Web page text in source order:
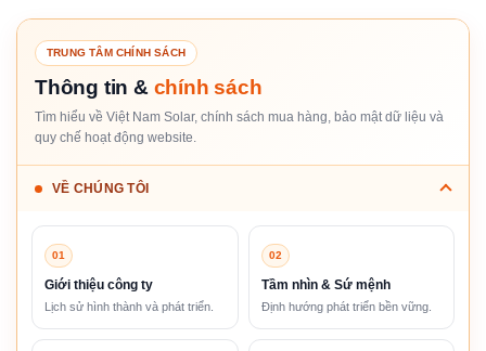
TRUNG TÂM CHÍNH SÁCH
Thông tin & chính sách
Tìm hiểu về Việt Nam Solar, chính sách mua hàng, bảo mật dữ liệu và
quy chế hoạt động website.
VỀ CHÚNG TÔI
01
Giới thiệu công ty
Lịch sử hình thành và phát triển.
02
Tầm nhìn & Sứ mệnh
Định hướng phát triển bền vững.